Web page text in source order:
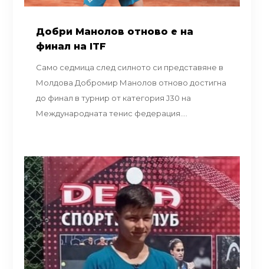
Добри Манолов отново е на
финал на ITF
Само седмица след силното си представяне в
Молдова Добромир Манолов отново достигна
до финал в турнир от категория J30 на
Международната тенис федерация....